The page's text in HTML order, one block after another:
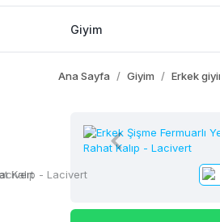
Giyim
Ana Sayfa Giyim Erkek